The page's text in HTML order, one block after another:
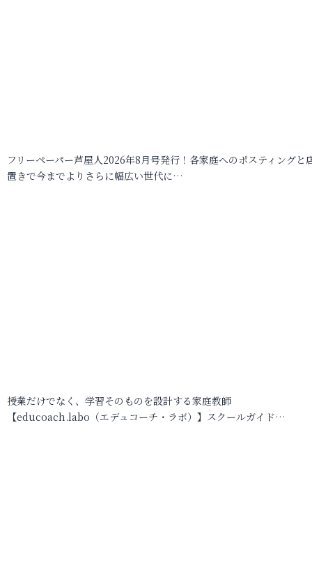
フリーペーパー芦屋人2026年8月号発行！各家庭へのポスティングと
置きで今までよりさらに幅広い世代に…
授業だけでなく、学習そのものを設計する家庭教師
【educoach.labo（エデュコーチ・ラボ）】スクールガイド…